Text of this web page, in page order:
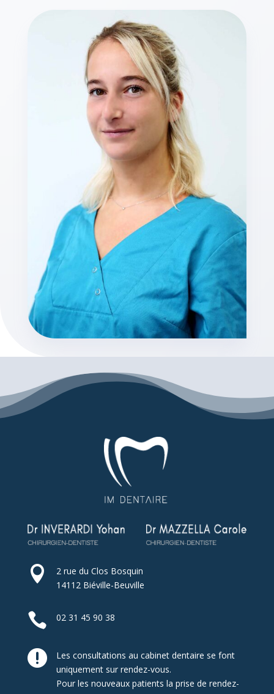

2 rue du Clos Bosquin
14112 Biéville-Beuville
 02 31 45 90 38

Les consultations au cabinet dentaire se font
uniquement sur rendez-vous.
Pour les nouveaux patients la prise de rendez-